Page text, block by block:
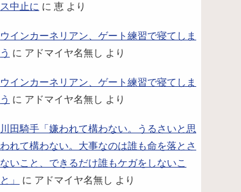
ス中止に に 恵 より
ウインカーネリアン、ゲート練習で寝てしま
う に アドマイヤ名無し より
ウインカーネリアン、ゲート練習で寝てしま
う に アドマイヤ名無し より
川田騎手「嫌われて構わない。うるさいと思
われて構わない。大事なのは誰も命を落とさ
ないこと、できるだけ誰もケガをしないこ
と」
に アドマイヤ名無し より